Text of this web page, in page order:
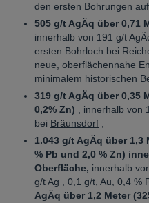
den ersten Bohrungen
505 g/t AgÄq über 0,71
innerhalb von 191 g/t
ersten Bohrloch bei
neue, oberflächennahe
minimalem historischen
319 g/t AgÄq über 0,35
0,2% Zn) , innerhalb von
bei Bräunsdorf ;
1.043 g/t AgÄq über 1,3
% Pb und 2,0 % Zn)
Oberfläche, innerhalb
g/t Ag , 0,1 g/t, Au, 0,4 %
AgÄq über 1,2 Meter